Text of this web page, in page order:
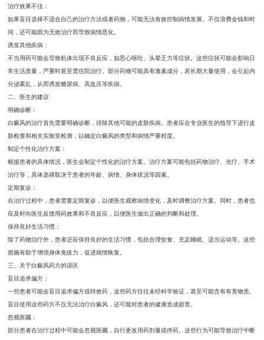
治疗效果不佳：
如果盲目选择不适合自己的治疗方法或者药物，可能无法有效控制病情发展。不仅浪费金钱和时
间，还可能因为无效治疗而导致病情恶化。
诱发其他疾病：
不当用药可能会导致机体出现不良反应，如恶心呕吐、头晕乏力等症状。这些症状可能会影响日
常生活质量，严重时甚至需住院治疗。部分药物可能具有激素成分，若长期大量使用，会引起内
分泌紊乱，从而诱发糖尿病、高血压等疾病。
二、医生的建议
明确诊断：
白癜风的治疗首先需要明确诊断，排除其他可能的皮肤疾病。患者应在专业医生的指导下进行皮
肤检查和相关实验室检测，以确定白癜风的类型和病情严重程度。
制定个性化治疗方案：
根据患者的具体情况，医生会制定个性化的治疗方案。治疗方案可能包括药物治疗、光疗、手术
治疗等，具体选择取决于患者的年龄、病情、身体状况等因素。
定期复诊：
在治疗过程中，患者需要定期复诊，以便医生观察病情变化，及时调整治疗方案。同时，患者也
应及时向医生反馈用药效果和不良反应，以便医生做出正确的判断和处理。
保持良好生活习惯：
除了药物治疗外，患者还应保持良好的生活习惯，包括合理饮食、充足睡眠、适当运动等。这些
措施有助于增强身体免疫力，促进病情恢复。
三、关于白癜风药方的误区
盲目追求偏方：
一些患者可能会盲目追求偏方或特效药，这些药方往往未经科学验证，甚至可能含有有害物质。
盲目使用这些药方不仅无法治疗白癜风，还可能对患者的健康造成损害。
忽视医嘱：
部分患者在治疗过程中可能会忽视医嘱，自行更改用药剂量或停药。这些行为可能导致治疗中断